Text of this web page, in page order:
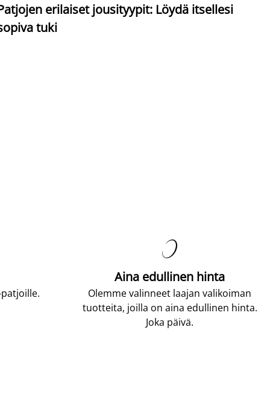
erilaiset jousityypit: Löydä itsellesi
tuki

Aina edullinen hinta
Olemme valinneet laajan valikoiman
tuotteita, joilla on aina edullinen hinta.
Joka päivä.